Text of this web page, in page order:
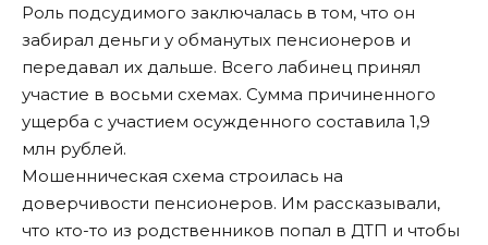
Роль подсудимого заключалась в том, что он
забирал деньги у обманутых пенсионеров и
передавал их дальше. Всего лабинец принял
участие в восьми схемах. Сумма причиненного
ущерба с участием осужденного составила 1,9
млн рублей.
Мошенническая схема строилась на
доверчивости пенсионеров. Им рассказывали,
что кто-то из родственников попал в ДТП и чтобы